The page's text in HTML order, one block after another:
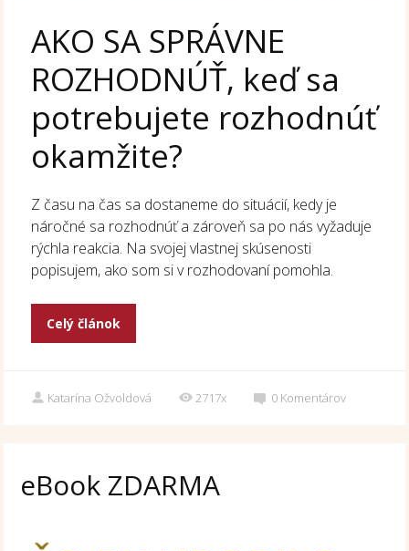
AKO SA SPRÁVNE
ROZHODNÚŤ, keď sa
potrebujete rozhodnúť
okamžite?
Z času na čas sa dostaneme do situácií, kedy je
náročné sa rozhodnúť a zároveň sa po nás vyžaduje
rýchla reakcia. Na svojej vlastnej skúsenosti
popisujem, ako som si v rozhodovaní pomohla.
Celý článok
Katarína Ožvoldová 2717x 0 Komentárov
eBook ZDARMA